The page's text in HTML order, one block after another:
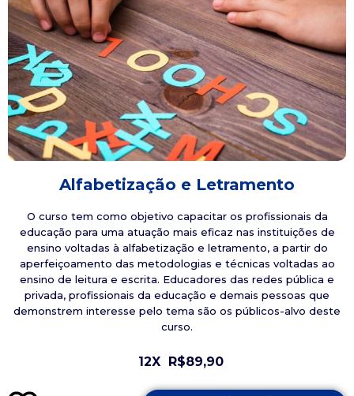
Alfabetização e Letramento
O curso tem como objetivo capacitar os profissionais da
educação para uma atuação mais eficaz nas instituições de
ensino voltadas à alfabetização e letramento, a partir do
aperfeiçoamento das metodologias e técnicas voltadas ao
ensino de leitura e escrita. Educadores das redes pública e
privada, profissionais da educação e demais pessoas que
demonstrem interesse pelo tema são os públicos-alvo deste
curso.
12X R$89,90